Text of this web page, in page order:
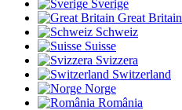
Sverige
Great Britain
Schweiz
Suisse
Svizzera
Switzerland
Norge
România